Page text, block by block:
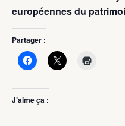
européennes du
Partager :
J’aime ça :